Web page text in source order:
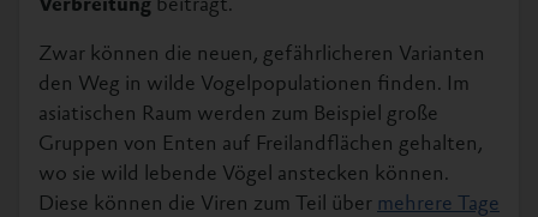
Verbreitung beiträgt.
Zwar können die neuen, gefährlicheren Varianten
den Weg in wilde Vogelpopulationen finden. Im
asiatischen Raum werden zum Beispiel große
Gruppen von Enten auf Freilandflächen gehalten,
wo sie wild lebende Vögel anstecken können.
Diese können die Viren zum Teil über mehrere Tage